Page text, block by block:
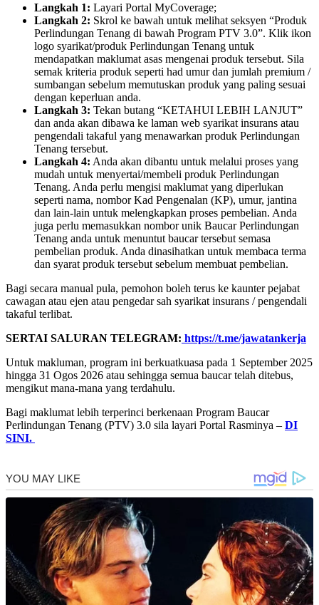
Langkah 1: Layari Portal MyCoverage;
Langkah 2: Skrol ke bawah untuk melihat seksyen “Produk
Perlindungan Tenang di bawah Program PTV 3.0”. Klik ikon
logo syarikat/produk Perlindungan Tenang untuk
mendapatkan maklumat asas mengenai produk tersebut. Sila
semak kriteria produk seperti had umur dan jumlah premium /
sumbangan sebelum memutuskan produk yang paling sesuai
dengan keperluan anda.
Langkah 3: Tekan butang “KETAHUI LEBIH LANJUT”
dan anda akan dibawa ke laman web syarikat insurans atau
pengendali takaful yang menawarkan produk Perlindungan
Tenang tersebut.
Langkah 4: Anda akan dibantu untuk melalui proses yang
mudah untuk menyertai/membeli produk Perlindungan
Tenang. Anda perlu mengisi maklumat yang diperlukan
seperti nama, nombor Kad Pengenalan (KP), umur, jantina
dan lain-lain untuk melengkapkan proses pembelian. Anda
juga perlu memasukkan nombor unik Baucar Perlindungan
Tenang anda untuk menuntut baucar tersebut semasa
pembelian produk. Anda dinasihatkan untuk membaca terma
dan syarat produk tersebut sebelum membuat pembelian.
Bagi secara manual pula, pemohon boleh terus ke kaunter pejabat
cawagan atau ejen atau pengedar sah syarikat insurans / pengendali
takaful terlibat.
SERTAI SALURAN TELEGRAM: https://t.me/jawatankerja
Untuk makluman, program ini berkuatkuasa pada 1 September 2025
hingga 31 Ogos 2026 atau sehingga semua baucar telah ditebus,
mengikut mana-mana yang terdahulu.
Bagi maklumat lebih terperinci berkenaan Program Baucar
Perlindungan Tenang (PTV) 3.0 sila layari Portal Rasminya – DI
SINI.